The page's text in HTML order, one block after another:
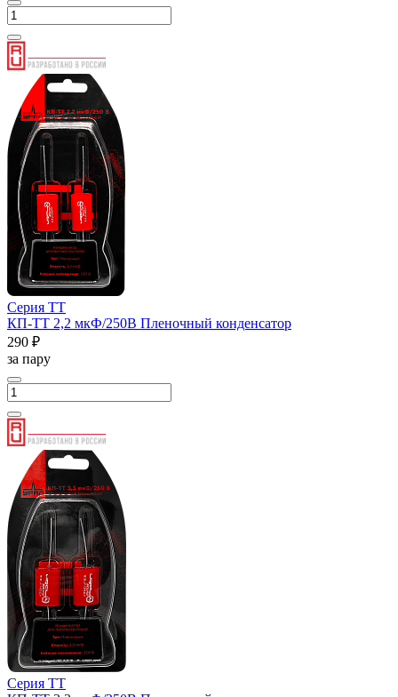
Серия ТТ
КП-ТТ 2,2 мкФ/250В Пленочный конденсатор
290 ₽
за пару
Серия ТТ